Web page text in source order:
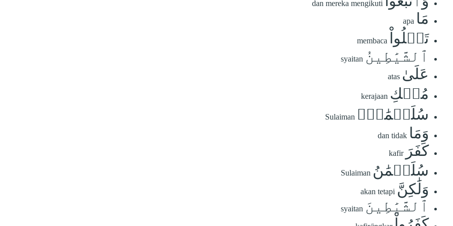
dan mereka mengikuti
مَا apa
تَتۡلُواْ membaca
ٱلشَّيَٰطِينُ syaitan
عَلَىٰ atas
مُلۡكِ kerajaan
سُلَيۡمَٰنَۖ Sulaiman
وَمَا dan tidak
كَفَرَ kafir
سُلَيۡمَٰنُ Sulaiman
وَلَٰكِنَّ akan tetapi
ٱلشَّيَٰطِينَ syaitan